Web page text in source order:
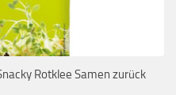
Rotklee Samen zurück